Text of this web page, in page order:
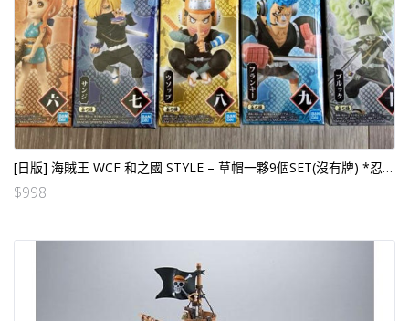
[日版] 海賊王 WCF 和之國 STYLE – 草帽一夥9個SET(沒有牌) *忍者日版
$998